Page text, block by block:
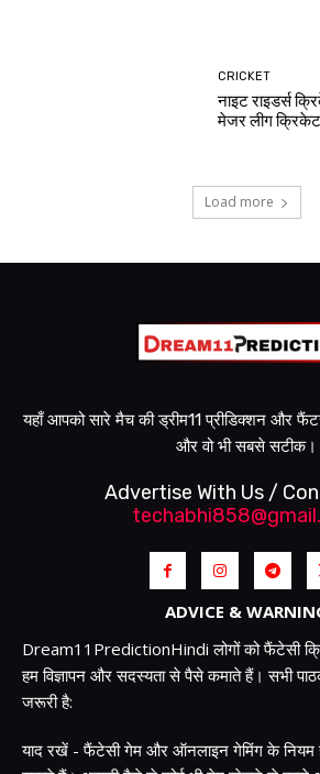
CRICKET
नाइट राइडर्स
मेजर लीग
Load more
यहाँ आपको सारे मैच की ड्रीम11 प्रीडिक्शन और
और वो भी सबसे सटीक।
Advertise With Us /
ADVICE &
Dream11PredictionHindi लोगों को फैंटेसी
हम विज्ञापन और सदस्यता से पैसे कमाते हैं। सभी
जरूरी है:
याद रखें - फैंटेसी गेम और ऑनलाइन गेमिंग के